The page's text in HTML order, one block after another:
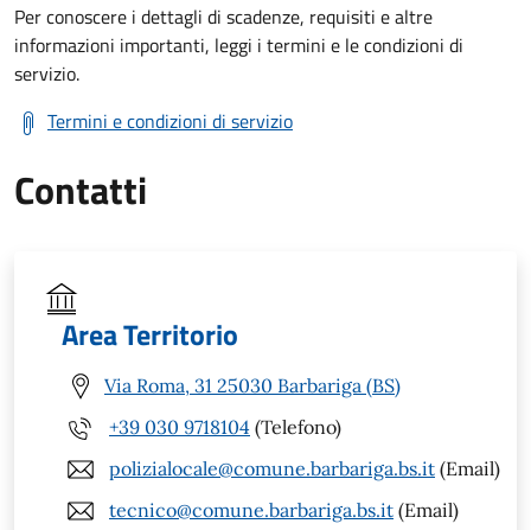
Per conoscere i dettagli di scadenze, requisiti e altre
informazioni importanti, leggi i termini e le condizioni di
servizio.
Termini e condizioni di servizio
Contatti
Area Territorio
Via Roma, 31 25030 Barbariga (BS)
+39 030 9718104 (Telefono)
polizialocale@comune.barbariga.bs.it (Email)
tecnico@comune.barbariga.bs.it (Email)